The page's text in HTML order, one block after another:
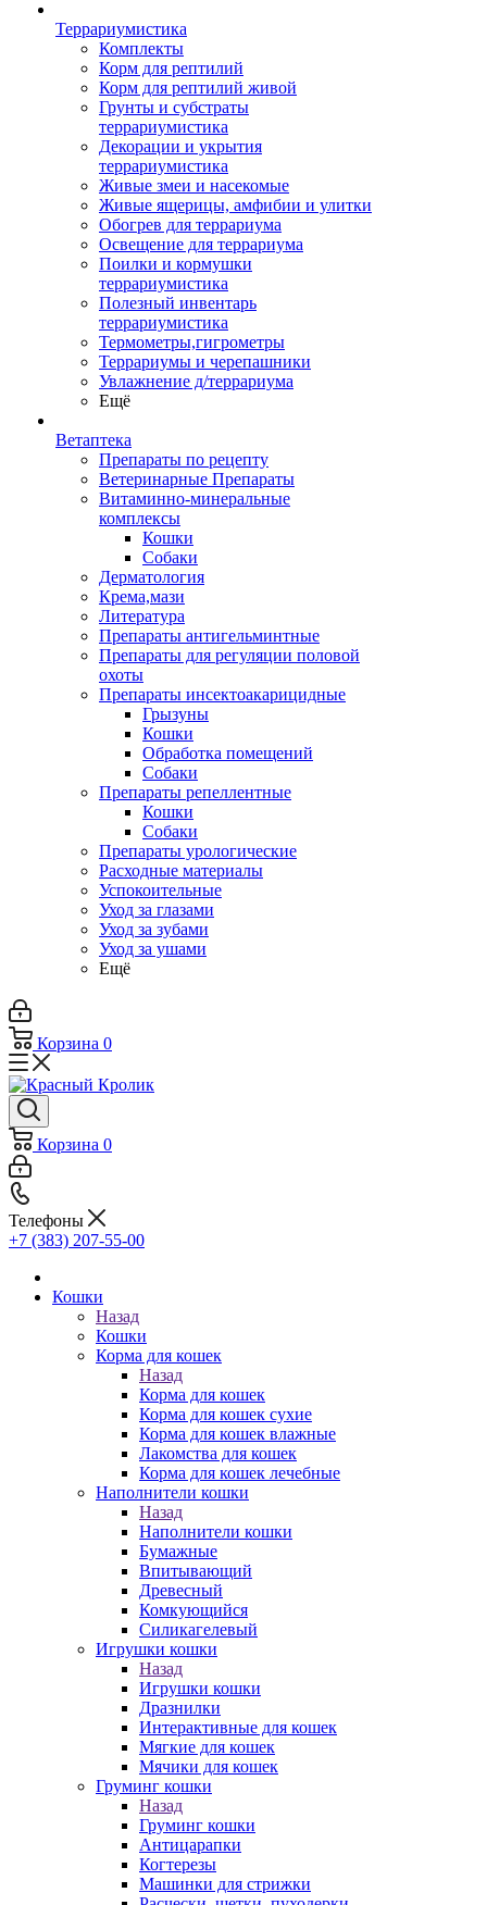
Террариумистика
Комплекты
Корм для рептилий
Корм для рептилий живой
Грунты и субстраты
террариумистика
Декорации и укрытия
террариумистика
Живые змеи и насекомые
Живые ящерицы, амфибии и улитки
Обогрев для террариума
Освещение для террариума
Поилки и кормушки
террариумистика
Полезный инвентарь
террариумистика
Термометры,гигрометры
Террариумы и черепашники
Увлажнение д/террариума
Ещё
Ветаптека
Препараты по рецепту
Ветеринарные Препараты
Витаминно-минеральные
комплексы
Кошки
Собаки
Дерматология
Крема,мази
Литература
Препараты антигельминтные
Препараты для регуляции половой
охоты
Препараты инсектоакарицидные
Грызуны
Кошки
Обработка помещений
Собаки
Препараты репеллентные
Кошки
Собаки
Препараты урологические
Расходные материалы
Успокоительные
Уход за глазами
Уход за зубами
Уход за ушами
Ещё
Корзина 0
Корзина 0
Телефоны
+7 (383) 207-55-00
Кошки
Назад
Кошки
Корма для кошек
Назад
Корма для кошек
Корма для кошек сухие
Корма для кошек влажные
Лакомства для кошек
Корма для кошек лечебные
Наполнители кошки
Назад
Наполнители кошки
Бумажные
Впитывающий
Древесный
Комкующийся
Силикагелевый
Игрушки кошки
Назад
Игрушки кошки
Дразнилки
Интерактивные для кошек
Мягкие для кошек
Мячики для кошек
Груминг кошки
Назад
Груминг кошки
Антицарапки
Когтерезы
Машинки для стрижки